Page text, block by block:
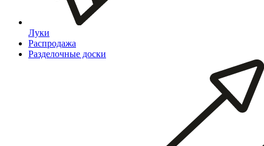
Луки
Распродажа
Разделочные доски